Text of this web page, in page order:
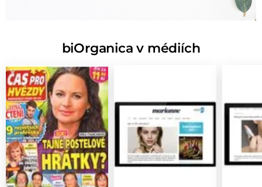
biOrganica v médiích